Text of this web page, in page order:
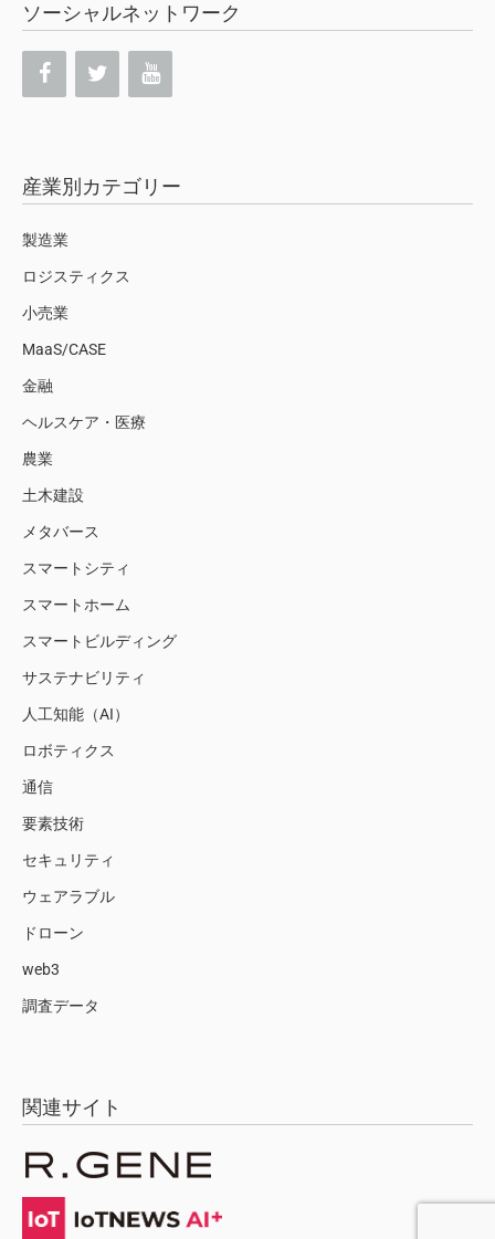
ソーシャルネットワーク
産業別カテゴリー
製造業
ロジスティクス
小売業
MaaS/CASE
金融
ヘルスケア・医療
農業
土木建設
メタバース
スマートシティ
スマートホーム
スマートビルディング
サステナビリティ
人工知能（AI）
ロボティクス
通信
要素技術
セキュリティ
ウェアラブル
ドローン
web3
調査データ
関連サイト